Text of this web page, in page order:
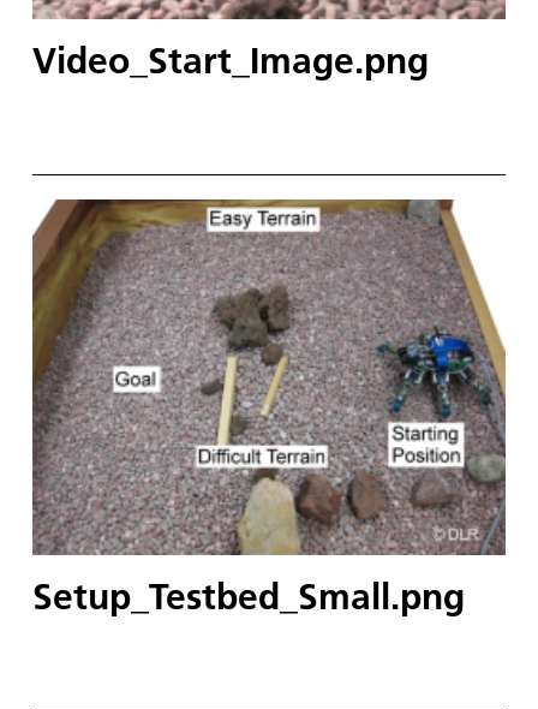
Video_Start_Image.png
Setup_Testbed_Small.png